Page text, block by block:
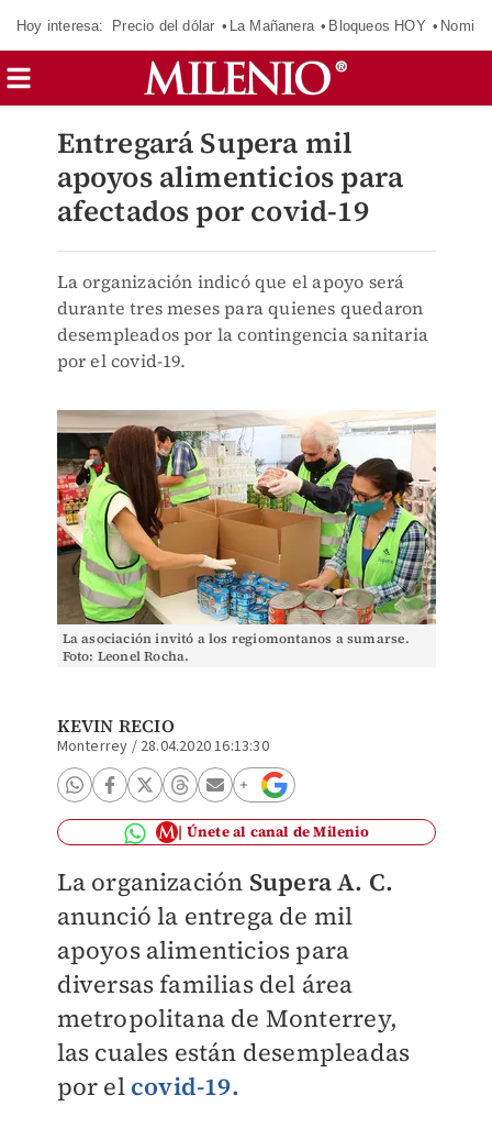
Hoy interesa: Precio del dólar La Mañanera Bloqueos HOY
Entregará Supera mil
apoyos alimenticios para
afectados por covid-19
La organización indicó que el apoyo será
durante tres meses para quienes quedaron
desempleados por la contingencia sanitaria
por el covid-19.
La asociación invitó a los regiomontanos a sumarse.
Foto: Leonel Rocha.
KEVIN RECIO
Monterrey / 28.04.2020 16:13:30
Únete al canal de Milenio
La organización Supera A. C.
anunció la entrega de mil
apoyos alimenticios para
diversas familias del área
metropolitana de Monterrey,
las cuales están desempleadas
por el covid-19.